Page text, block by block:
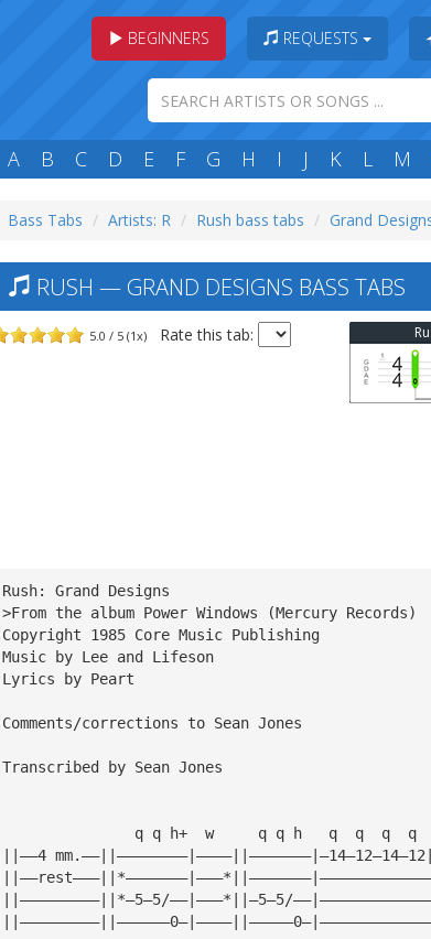
BEGINNERS REQUESTS
A B C D E F G H I J K L M
Bass Tabs Artists: R Rush bass tabs Grand
RUSH — GRAND DESIGNS BASS TABS
5.0 / 5 (1x) Rate this tab:
Rush: Grand Designs
>From the album Power Windows (Mercury Records)
Copyright 1985 Core Music Publishing
Music by Lee and Lifeson
Lyrics by Peart
Comments/corrections to Sean Jones
Transcribed by Sean Jones
q q h+  w     q q h   q  q  q  q
||——4
||—————————||*—5—5/——|———*||—5—5/